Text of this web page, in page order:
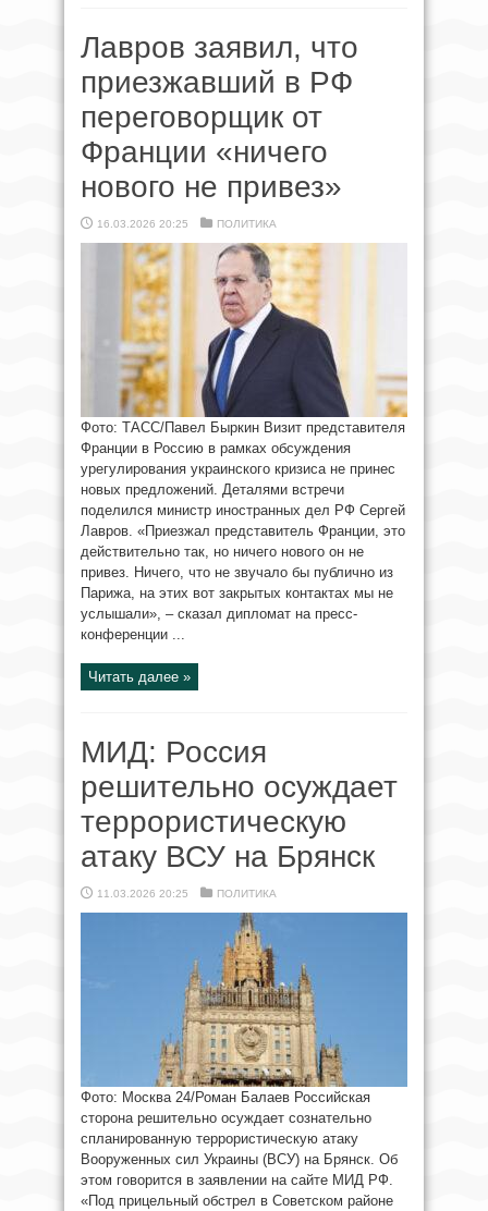
Лавров заявил, что
приезжавший в РФ
переговорщик от
Франции «ничего
нового не привез»
16.03.2026 20:25 ПОЛИТИКА
Фото: ТАСС/Павел Быркин Визит представителя
Франции в Россию в рамках обсуждения
урегулирования украинского кризиса не принес
новых предложений. Деталями встречи
поделился министр иностранных дел РФ Сергей
Лавров. «Приезжал представитель Франции, это
действительно так, но ничего нового он не
привез. Ничего, что не звучало бы публично из
Парижа, на этих вот закрытых контактах мы не
услышали», – сказал дипломат на пресс-
конференции ...
Читать далее »
МИД: Россия
решительно осуждает
террористическую
атаку ВСУ на Брянск
11.03.2026 20:25 ПОЛИТИКА
Фото: Москва 24/Роман Балаев Российская
сторона решительно осуждает сознательно
спланированную террористическую атаку
Вооруженных сил Украины (ВСУ) на Брянск. Об
этом говорится в заявлении на сайте МИД РФ.
«Под прицельный обстрел в Советском районе